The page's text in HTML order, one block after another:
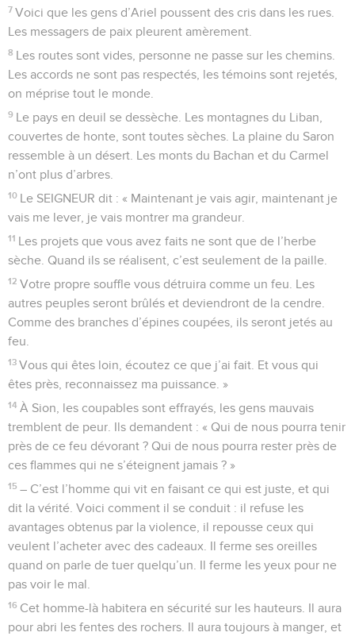
7 Voici que les gens d’Ariel poussent des cris dans les rues.
Les messagers de paix pleurent amèrement.
8 Les routes sont vides, personne ne passe sur les chemins.
Les accords ne sont pas respectés, les témoins sont rejetés,
on méprise tout le monde.
9 Le pays en deuil se dessèche. Les montagnes du Liban,
couvertes de honte, sont toutes sèches. La plaine du Saron
ressemble à un désert. Les monts du Bachan et du Carmel
n’ont plus d’arbres.
10 Le SEIGNEUR dit : « Maintenant je vais agir, maintenant je
vais me lever, je vais montrer ma grandeur.
11 Les projets que vous avez faits ne sont que de l’herbe
sèche. Quand ils se réalisent, c’est seulement de la paille.
12 Votre propre souffle vous détruira comme un feu. Les
autres peuples seront brûlés et deviendront de la cendre.
Comme des branches d’épines coupées, ils seront jetés au
feu.
13 Vous qui êtes loin, écoutez ce que j’ai fait. Et vous qui
êtes près, reconnaissez ma puissance. »
14 À Sion, les coupables sont effrayés, les gens mauvais
tremblent de peur. Ils demandent : « Qui de nous pourra tenir
près de ce feu dévorant ? Qui de nous pourra rester près de
ces flammes qui ne s’éteignent jamais ? »
15 – C’est l’homme qui vit en faisant ce qui est juste, et qui
dit la vérité. Voici comment il se conduit : il refuse les
avantages obtenus par la violence, il repousse ceux qui
veulent l’acheter avec des cadeaux. Il ferme ses oreilles
quand on parle de tuer quelqu’un. Il ferme les yeux pour ne
pas voir le mal.
16 Cet homme-là habitera en sécurité sur les hauteurs. Il aura
pour abri les fentes des rochers. Il aura toujours à manger, et